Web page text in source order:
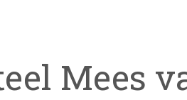
Mees